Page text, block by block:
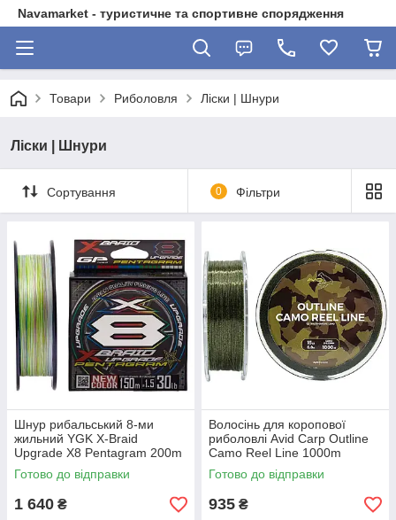
Navamarket - туристичне та спортивне спорядження
Товари Риболовля Ліски | Шнури
Ліски | Шнури
Сортування 0 Фільтри
Шнур рибальський 8-ми
жильний YGK X-Braid
Upgrade X8 Pentagram 200m
#0.4/0.104mm 10lb/4.5kg
Готово до відправки
1 640 ₴
Волосінь для коропової
риболовлі Avid Carp Outline
Camo Reel Line 1000m
0.28mm 10Lb/4.5kg
Готово до відправки
935 ₴